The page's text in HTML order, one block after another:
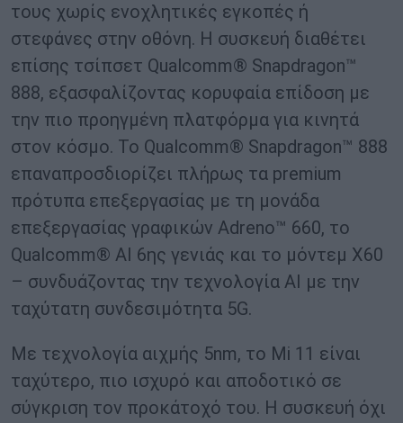
τους χωρίς ενοχλητικές εγκοπές ή
στεφάνες στην οθόνη. Η συσκευή διαθέτει
επίσης τσίπσετ Qualcomm® Snapdragon™
888, εξασφαλίζοντας κορυφαία επίδοση με
την πιο προηγμένη πλατφόρμα για κινητά
στον κόσμο. Το Qualcomm® Snapdragon™ 888
επαναπροσδιορίζει πλήρως τα premium
πρότυπα επεξεργασίας με τη μονάδα
επεξεργασίας γραφικών Adreno™ 660, το
Qualcomm® AI 6ης γενιάς και το μόντεμ X60
– συνδυάζοντας την τεχνολογία AI με την
ταχύτατη συνδεσιμότητα 5G.
Με τεχνολογία αιχμής 5nm, το Mi 11 είναι
ταχύτερο, πιο ισχυρό και αποδοτικό σε
σύγκριση τον προκάτοχό του. Η συσκευή όχι